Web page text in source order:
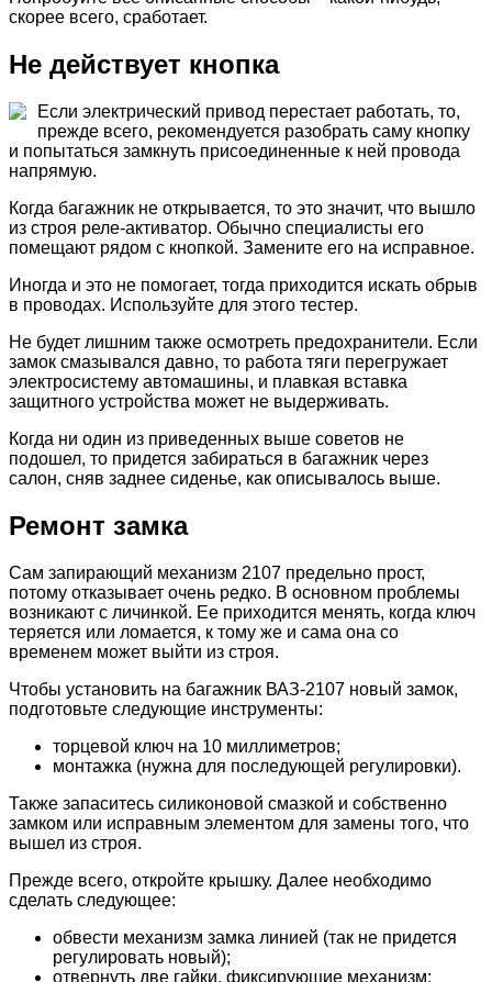
скорее всего, сработает.
Не действует кнопка
Если электрический привод перестает работать, то,
прежде всего, рекомендуется разобрать саму кнопку
и попытаться замкнуть присоединенные к ней провода
напрямую.
Когда багажник не открывается, то это значит, что вышло
из строя реле-активатор. Обычно специалисты его
помещают рядом с кнопкой. Замените его на исправное.
Иногда и это не помогает, тогда приходится искать обрыв
в проводах. Используйте для этого тестер.
Не будет лишним также осмотреть предохранители. Если
замок смазывался давно, то работа тяги перегружает
электросистему автомашины, и плавкая вставка
защитного устройства может не выдерживать.
Когда ни один из приведенных выше советов не
подошел, то придется забираться в багажник через
салон, сняв заднее сиденье, как описывалось выше.
Ремонт замка
Сам запирающий механизм 2107 предельно прост,
потому отказывает очень редко. В основном проблемы
возникают с личинкой. Ее приходится менять, когда ключ
теряется или ломается, к тому же и сама она со
временем может выйти из строя.
Чтобы установить на багажник ВАЗ-2107 новый замок,
подготовьте следующие инструменты:
торцевой ключ на 10 миллиметров;
монтажка (нужна для последующей регулировки).
Также запаситесь силиконовой смазкой и собственно
замком или исправным элементом для замены того, что
вышел из строя.
Прежде всего, откройте крышку. Далее необходимо
сделать следующее:
обвести механизм замка линией (так не придется
регулировать новый);
отвернуть две гайки, фиксирующие механизм;